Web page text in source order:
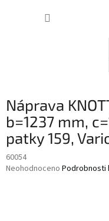
Náprava
b=1237 mm,
patky 159,
60054
Průměrné
Neohodnoceno Podrobnosti